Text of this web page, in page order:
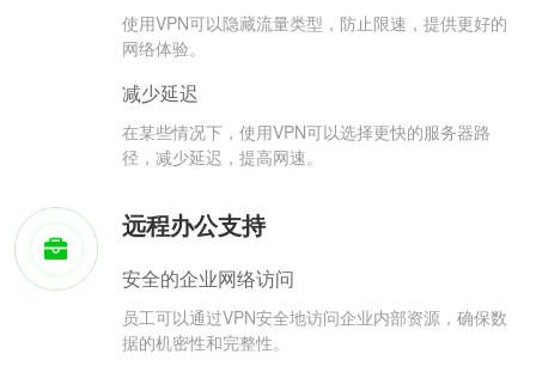
使用VPN可以隐藏流量类型，防止限速，提供更好的
网络体验。
减少延迟
在某些情况下，使用VPN可以选择更快的服务器路
径，减少延迟，提高网速。
远程办公支持
安全的企业网络访问
员工可以通过VPN安全地访问企业内部资源，确保数
据的机密性和完整性。